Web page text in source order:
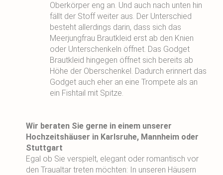
Oberkörper eng an. Und auch nach unten hin
fällt der Stoff weiter aus. Der Unterschied
besteht allerdings darin, dass sich das
Meerjungfrau Brautkleid erst ab den Knien
oder Unterschenkeln öffnet. Das Godget
Brautkleid hingegen öffnet sich bereits ab
Höhe der Oberschenkel. Dadurch erinnert das
Godget auch eher an eine Trompete als an
ein Fishtail mit Spitze.
Wir beraten Sie gerne in einem unserer
Hochzeitshäuser in Karlsruhe, Mannheim oder
Stuttgart
Egal ob Sie verspielt, elegant oder romantisch vor
den Traualtar treten möchten: In unseren Häusern